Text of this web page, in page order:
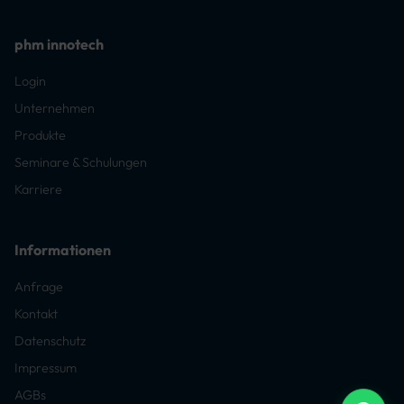
phm innotech
Login
Unternehmen
Produkte
Seminare & Schulungen
Karriere
Informationen
Anfrage
Kontakt
Datenschutz
Impressum
AGBs